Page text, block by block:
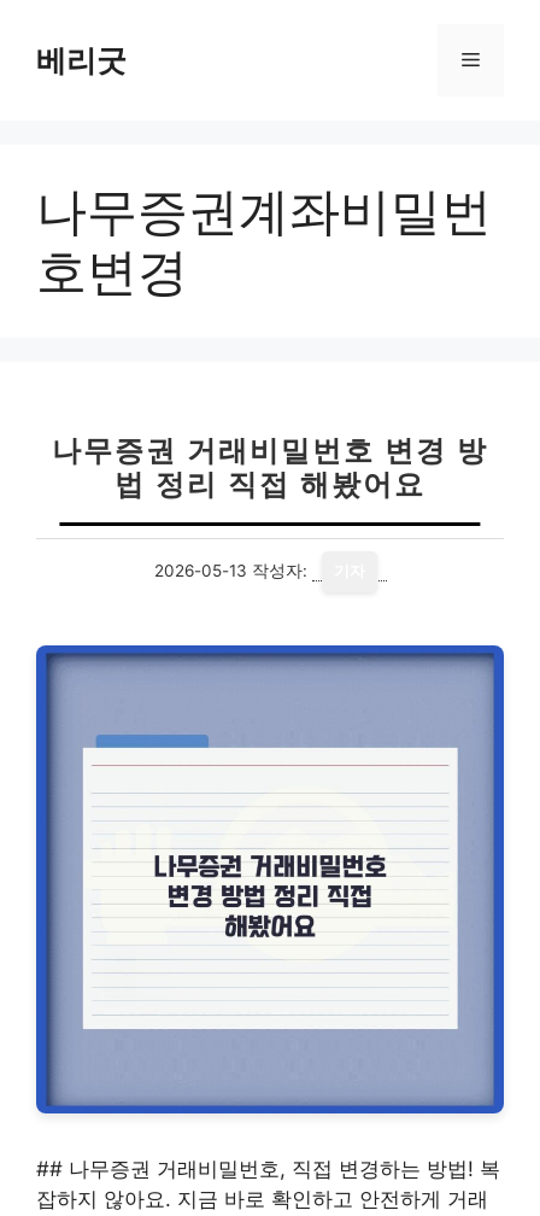
베리굿 메
나무증권계좌비밀번
호변경
나무증권 거래비밀번호 변경 방
법 정리 직접 해봤어요
2026-05-13 작성자:
## 나무증권 거래비밀번호, 직접 변경하는 방법! 복
잡하지 않아요. 지금 바로 확인하고 안전하게 거래